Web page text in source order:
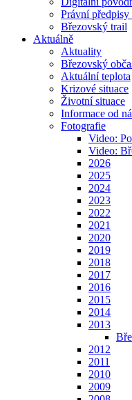
Právní předpisy
Březovský trail
Aktuálně
Aktuality
Březovský
Aktuální teplota
Krizové situace
Životní situace
Informace od
Fotografie
Video:
Video:
2026
2025
2024
2023
2022
2021
2020
2019
2018
2017
2016
2015
2014
2013
2012
2011
2010
2009